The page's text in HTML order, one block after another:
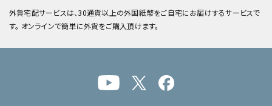
外貨宅配サービスは、30通貨以上の外国紙幣をご自宅にお届けするサービスで
す。 オンラインで簡単に外貨をご購入頂けます。